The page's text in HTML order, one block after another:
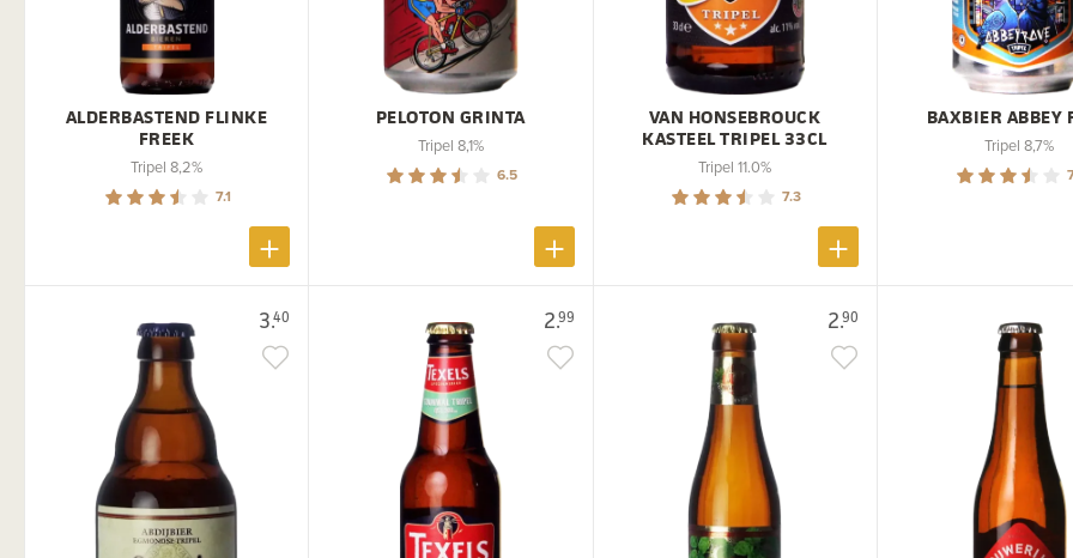
ALDERBASTEND FLINKE
FREEK
Tripel 8,2%
7.1
PELOTON GRINTA
Tripel 8,1%
6.5
VAN HONSEBROUCK
KASTEEL TRIPEL 33CL
Tripel 11.0%
7.3
BAXBIER ABBEY
Tripel 8,7%
3.40 2.99 2.90